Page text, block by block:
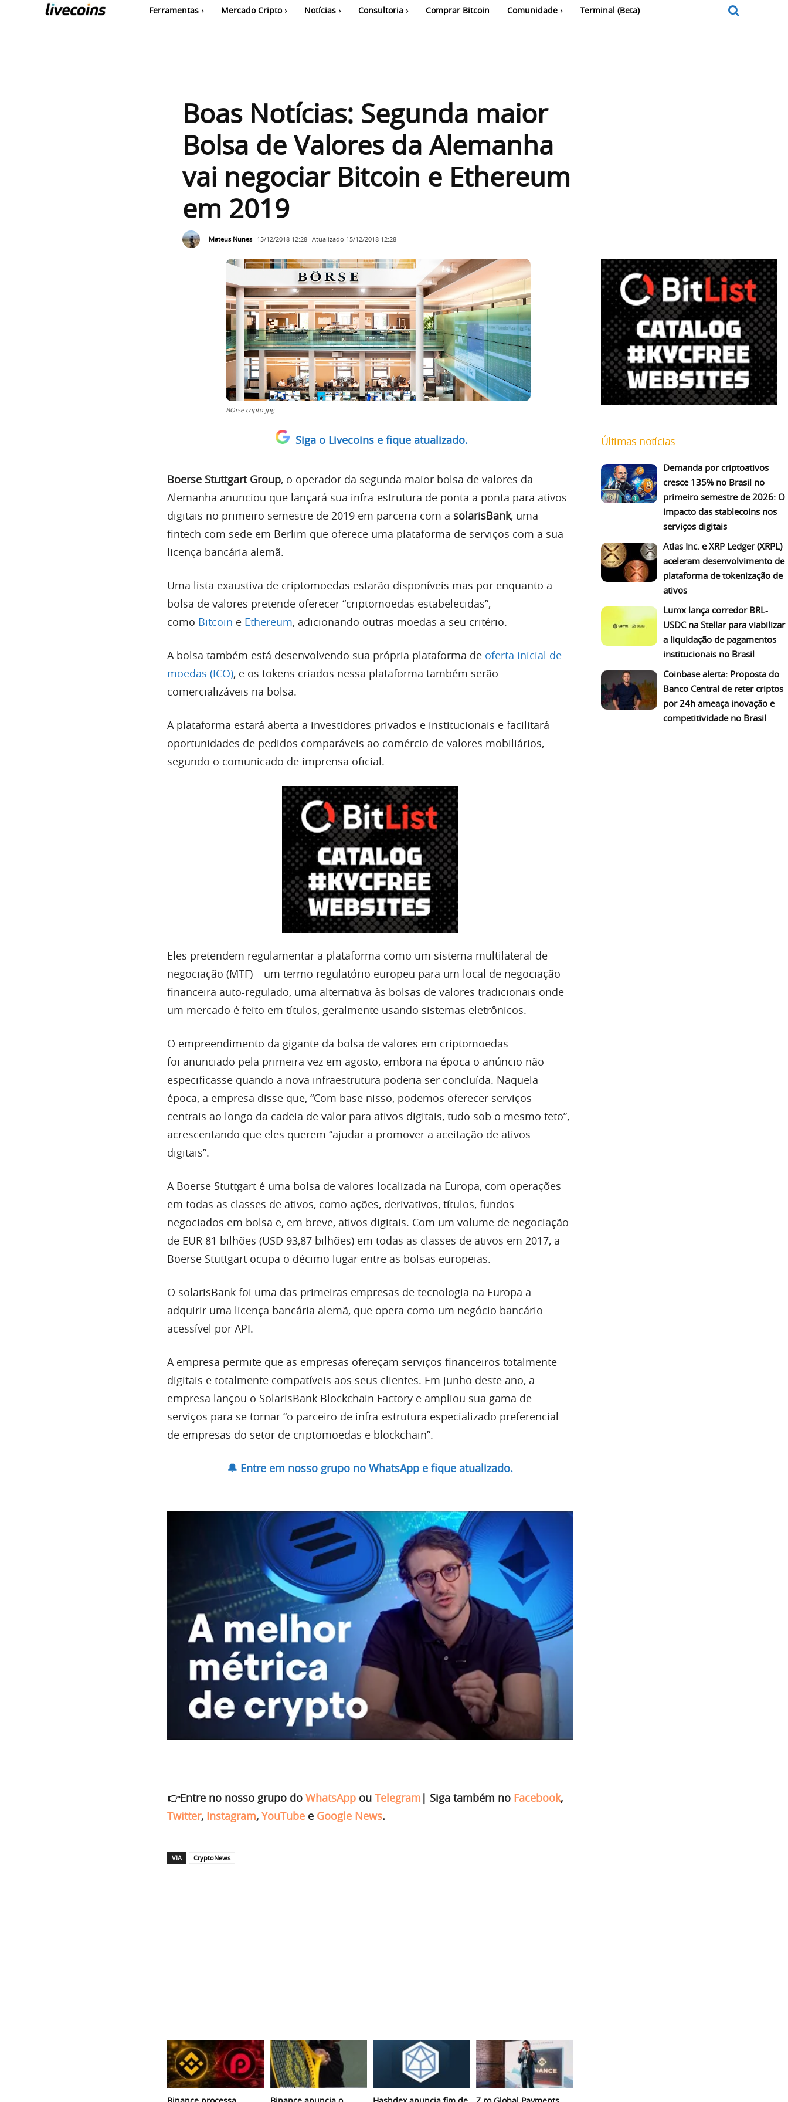
Ferramentas Mercado Cripto Notícias Consultoria Comprar Bitcoin Comunidade Terminal (Beta)
Boas Notícias: Segunda maior
Bolsa de Valores da Alemanha
vai negociar Bitcoin e Ethereum
em 2019
Mateus Nunes 15/12/2018 12:28 Atualizado 15/12/2018 12:28
BOrse cripto.jpg
Siga o Livecoins e fique atualizado.
Boerse Stuttgart Group, o operador da segunda maior bolsa de valores da
Alemanha anunciou que lançará sua infra-estrutura de ponta a ponta para ativos
digitais no primeiro semestre de 2019 em parceria com a solarisBank, uma
fintech com sede em Berlim que oferece uma plataforma de serviços com a sua
licença bancária alemã.
Uma lista exaustiva de criptomoedas estarão disponíveis mas por enquanto a
bolsa de valores pretende oferecer “criptomoedas estabelecidas”,
como Bitcoin e Ethereum, adicionando outras moedas a seu critério.
A bolsa também está desenvolvendo sua própria plataforma de oferta inicial de
moedas (ICO), e os tokens criados nessa plataforma também serão
comercializáveis ​​na bolsa.
A plataforma estará aberta a investidores privados e institucionais e facilitará
oportunidades de pedidos comparáveis ​​ao comércio de valores mobiliários,
segundo o comunicado de imprensa oficial.
Eles pretendem regulamentar a plataforma como um sistema multilateral de
negociação (MTF) – um termo regulatório europeu para um local de negociação
financeira auto-regulado, uma alternativa às bolsas de valores tradicionais onde
um mercado é feito em títulos, geralmente usando sistemas eletrônicos.
O empreendimento da gigante da bolsa de valores em criptomoedas
foi anunciado pela primeira vez em agosto, embora na época o anúncio não
especificasse quando a nova infraestrutura poderia ser concluída. Naquela
época, a empresa disse que, “Com base nisso, podemos oferecer serviços
centrais ao longo da cadeia de valor para ativos digitais, tudo sob o mesmo teto”,
acrescentando que eles querem “ajudar a promover a aceitação de ativos
digitais”.
A Boerse Stuttgart é uma bolsa de valores localizada na Europa, com operações
em todas as classes de ativos, como ações, derivativos, títulos, fundos
negociados em bolsa e, em breve, ativos digitais. Com um volume de negociação
de EUR 81 bilhões (USD 93,87 bilhões) em todas as classes de ativos em 2017, a
Boerse Stuttgart ocupa o décimo lugar entre as bolsas europeias.
O solarisBank foi uma das primeiras empresas de tecnologia na Europa a
adquirir uma licença bancária alemã, que opera como um negócio bancário
acessível por API.
A empresa permite que as empresas ofereçam serviços financeiros totalmente
digitais e totalmente compatíveis aos seus clientes. Em junho deste ano, a
empresa lançou o SolarisBank Blockchain Factory e ampliou sua gama de
serviços para se tornar “o parceiro de infra-estrutura especializado preferencial
de empresas do setor de criptomoedas e blockchain”.
🔔 Entre em nosso grupo no WhatsApp e fique atualizado.
👉Entre no nosso grupo do WhatsApp ou Telegram | Siga também no Facebook,
Twitter, Instagram, YouTube e Google News.
VIA CryptoNews
Últimas notícias
Demanda por criptoativos
cresce 135% no Brasil no
primeiro semestre de 2026: O
impacto das stablecoins nos
serviços digitais
Atlas Inc. e XRP Ledger (XRPL)
aceleram desenvolvimento de
plataforma de tokenização de
ativos
Lumx lança corredor BRL-
USDC na Stellar para viabilizar
a liquidação de pagamentos
institucionais no Brasil
Coinbase alerta: Proposta do
Banco Central de reter criptos
por 24h ameaça inovação e
competitividade no Brasil